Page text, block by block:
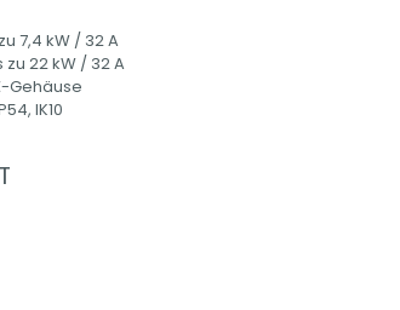
7,4 kW / 32 A
22 kW / 32 A
Gehäuse
IK10